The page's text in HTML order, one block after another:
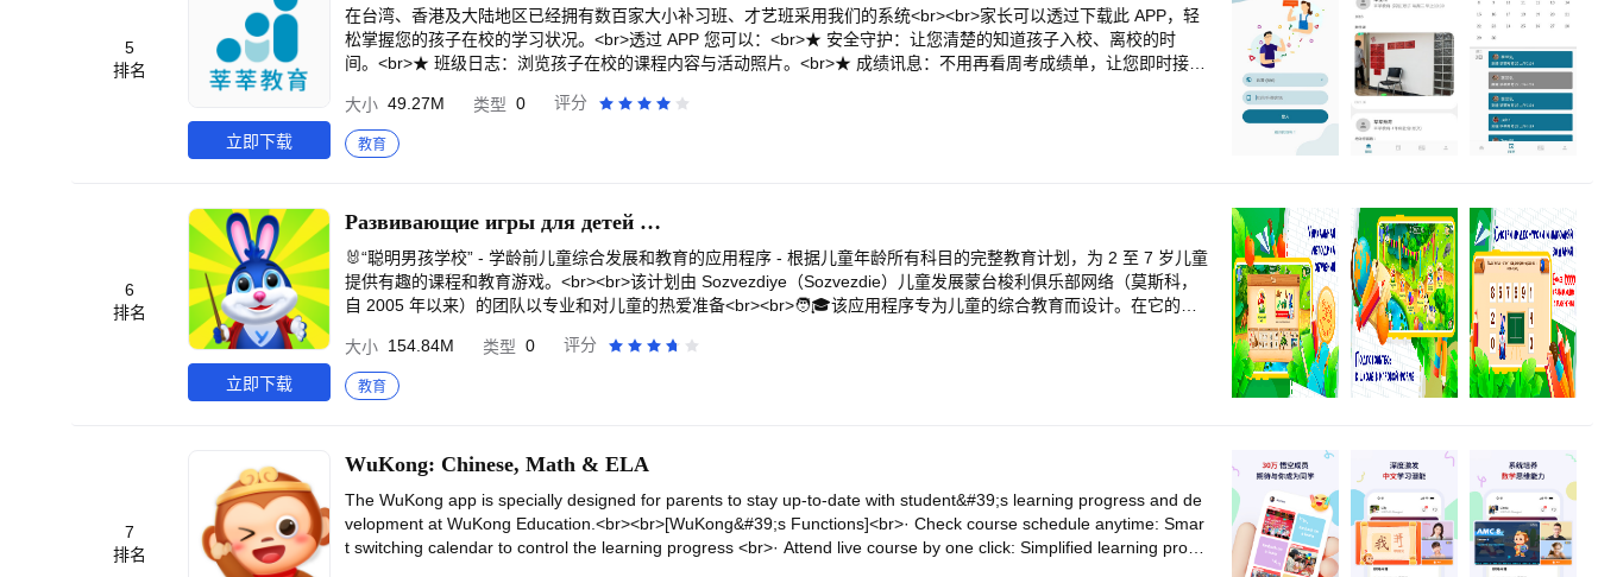
m.hk/en/eclass-faq-stu/<br><br>支持邮箱：apps@eclass.hk
5
排名
立即下载
在台湾、香港及大陆地区已经拥有数百家大小补习班、才艺班采用我们的系统<br><br>家长可以透过下载此 APP，轻
松掌握您的孩子在校的学习状况。<br>透过 APP 您可以：<br>★ 安全守护：让您清楚的知道孩子入校、离校的时
间。<br>★ 班级日志：浏览孩子在校的课程内容与活动照片。<br>★ 成绩讯息：不用再看周考成绩单，让您即时接收
送提醒：家长快抵达补习班前，可以发送提醒给补习班，让孩子先收拾物品。<br>★ 亲师对话：与老师透过 APP 讯息
沟通，让您与老师都同步掌握孩子的学习情况。<br><br>*注：若您孩子的补习班尚加入莘莘云端系统，可能会影响您
的使用体验，<br>碰到这种状况，连络莘莘让您孩子的补习班一起加入！
大小 49.27M 类型 0 评分
教育
6
排名
立即下载
Развивающие игры для детей 2-7
🐰“聪明男孩学校” - 学龄前儿童综合发展和教育的应用程序 - 根据儿童年龄所有科目的完整教育计划，为 2 至 7 岁儿童
提供有趣的课程和教育游戏。<br><br>该计划由 Sozvezdiye（Sozvezdie）儿童发展蒙台梭利俱乐部网络（莫斯科，
自 2005 年以来）的团队以专业和对儿童的热爱准备<br><br>🧑🎓该应用程序专为儿童的综合教育而设计。在它的帮
词汇量。这不仅是上学的绝佳准备，也是 2 至 7 岁儿童的全面发展，包括额外的领域，例如：训练注意力和记忆力、
发展逻辑、写作。<br><br>我们的应用程序的特点：<br><br>👨🎓按照成熟的教育计划进行教学，适合所有年龄段的
男孩和女孩：2岁、3岁、4岁、5岁、6岁和7岁。幼儿课程和教育游戏。<br><br>🕹️我们以游戏形式授课：4 个年龄段
视频课程进行，然后是小游戏来巩固知识。<br><br>👨🎓逐个阶段的计划与通过的巩固。我们已知的此类应用程序只
是提供测试，执行哪些测试，您需要了解并记住一些东西。在“聪明女孩学校”中，我们首先向孩子解释一切，讲述和展
示，然后在游戏中巩固知识，确保材料已经掌握。每季度进行一次测试，孩子们获得真正的文凭！<br><br>👩 最好的
方法论者、教师、心理学家、言语治疗师的经验，他们组成了我们的课程和教育游戏，使教学不仅有用，而且有趣。<
大小 154.84M 类型 0 评分
教育
7
排名
WuKong: Chinese, Math & ELA
The WuKong app is specially designed for parents to stay up-to-date with student&#39;s learning progress and de
velopment at WuKong Education.<br><br>[WuKong&#39;s Functions]<br>· Check course schedule anytime: Smar
t switching calendar to control the learning progress <br>· Attend live course by one click: Simplified learning proce